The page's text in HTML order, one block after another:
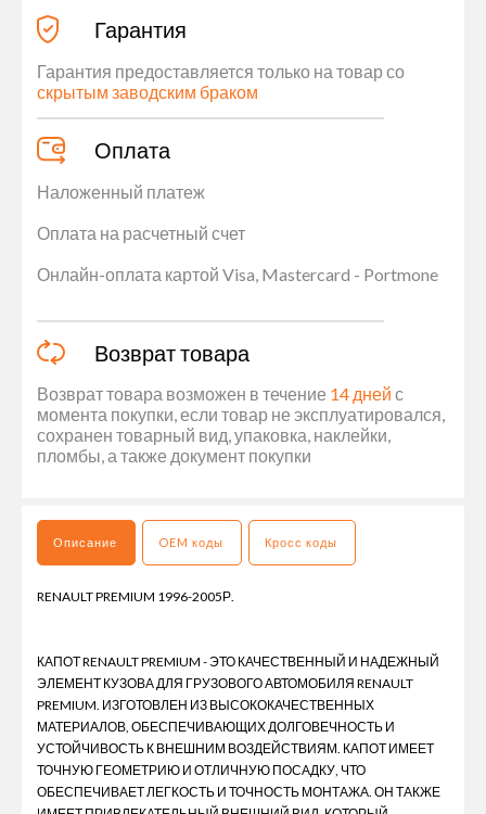
Гарантия
Гарантия предоставляется только на товар со
скрытым заводским браком
Оплата
Наложенный платеж
Оплата на расчетный счет
Онлайн-оплата картой Visa, Mastercard - Portmone
Возврат товара
Возврат товара возможен в течение 14 дней с
момента покупки, если товар не эксплуатировался,
сохранен товарный вид, упаковка, наклейки,
пломбы, а также документ покупки
Описание OEM коды Кросс коды
RENAULT PREMIUM 1996-2005Р.
КАПОТ RENAULT PREMIUM - ЭТО КАЧЕСТВЕННЫЙ И НАДЕЖНЫЙ
ЭЛЕМЕНТ КУЗОВА ДЛЯ ГРУЗОВОГО АВТОМОБИЛЯ RENAULT
PREMIUM. ИЗГОТОВЛЕН ИЗ ВЫСОКОКАЧЕСТВЕННЫХ
МАТЕРИАЛОВ, ОБЕСПЕЧИВАЮЩИХ ДОЛГОВЕЧНОСТЬ И
УСТОЙЧИВОСТЬ К ВНЕШНИМ ВОЗДЕЙСТВИЯМ. КАПОТ ИМЕЕТ
ТОЧНУЮ ГЕОМЕТРИЮ И ОТЛИЧНУЮ ПОСАДКУ, ЧТО
ОБЕСПЕЧИВАЕТ ЛЕГКОСТЬ И ТОЧНОСТЬ МОНТАЖА. ОН ТАКЖЕ